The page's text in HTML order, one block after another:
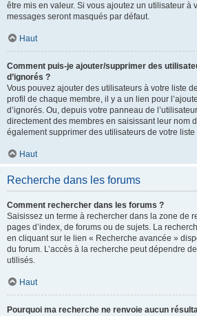
être mis en valeur. Si vous ajoutez un utilisateur à
messages seront masqués par défaut.
Haut
Comment puis-je ajouter/supprimer des
d’ignorés ?
Vous pouvez ajouter des utilisateurs à votre liste
profil de chaque membre, il y a un lien pour
d’ignorés. Ou, depuis votre panneau de
directement des membres en saisissant leur nom
également supprimer des utilisateurs de votre
Haut
Recherche dans les forums
Comment rechercher dans les forums ?
Saisissez un terme à rechercher dans la zone de
pages d’index, de forums ou de sujets. La
en cliquant sur le lien « Recherche avancée »
du forum. L’accès à la recherche peut dépendre
utilisés.
Haut
Pourquoi ma recherche ne renvoie aucun